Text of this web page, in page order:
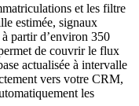
et les filtre
estimée, signaux
partir d’environ 350
de couvrir le flux
actualisée à intervalle
vers votre CRM,
les